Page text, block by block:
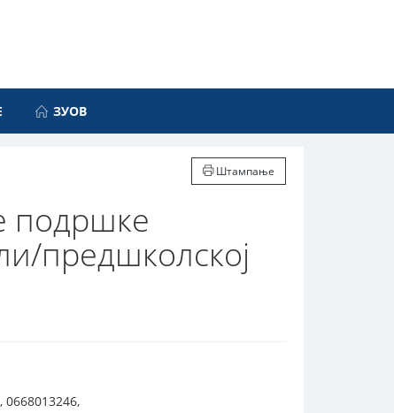
ЗУОВ
Штампање
подршке
предшколској
0668013246,